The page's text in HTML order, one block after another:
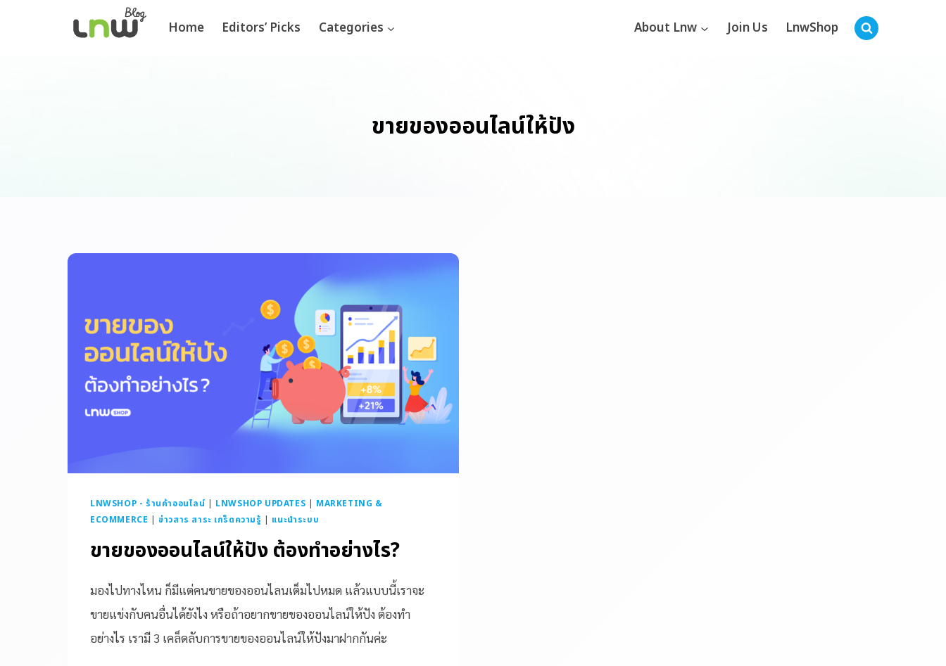
Home Editors’ Picks Categories About Lnw Join Us LnwShop
ขายของออนไลน์ให้ปัง
LNWSHOP - ร้านค้าออนไลน์ | LNWSHOP UPDATES | MARKETING &
ECOMMERCE |ข่าวสาร สาระ เกร็ดความรู้ | แนะนำระบบ
ขายของออนไลน์ให้ปัง ต้องทำอย่างไร?
มองไปทางไหน ก็มีแต่คนขายของออนไลนเต็มไปหมด แล้วแบบนี้เราจะ
ขายแข่งกับคนอื่นได้ยังไง หรือถ้าอยากขายของออนไลน์ให้ปัง ต้องทำ
อย่างไร เรามี 3 เคล็ดลับการขายของออนไลน์ให้ปังมาฝากกันค่ะ